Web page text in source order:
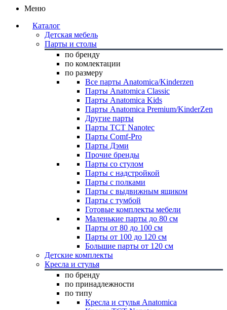
Меню
Каталог
Детская мебель
Парты и столы
по бренду
по комлектации
по размеру
Все парты Anatomica/Kinderzen
Парты Anatomica Classic
Парты Anatomica Kids
Парты Anatomica Premium/KinderZen
Другие парты
Парты TCT Nanotec
Парты Comf-Pro
Парты Дэми
Прочие бренды
Парты со стулом
Парты с надстройкой
Парты с полками
Парты с выдвижным ящиком
Парты с тумбой
Готовые комплекты мебели
Маленькие парты до 80 см
Парты от 80 до 100 см
Парты от 100 до 120 см
Большие парты от 120 см
Детские комплекты
Кресла и стулья
по бренду
по принадлежности
по типу
Кресла и стулья Anatomica